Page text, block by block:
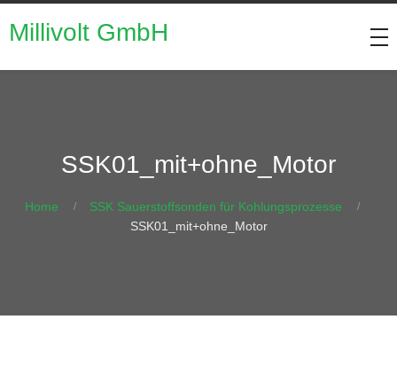
Millivolt GmbH
SSK01_mit+ohne_Motor
Home
SSK Sauerstoffsonden für Kohlungsprozesse
SSK01_mit+ohne_Motor